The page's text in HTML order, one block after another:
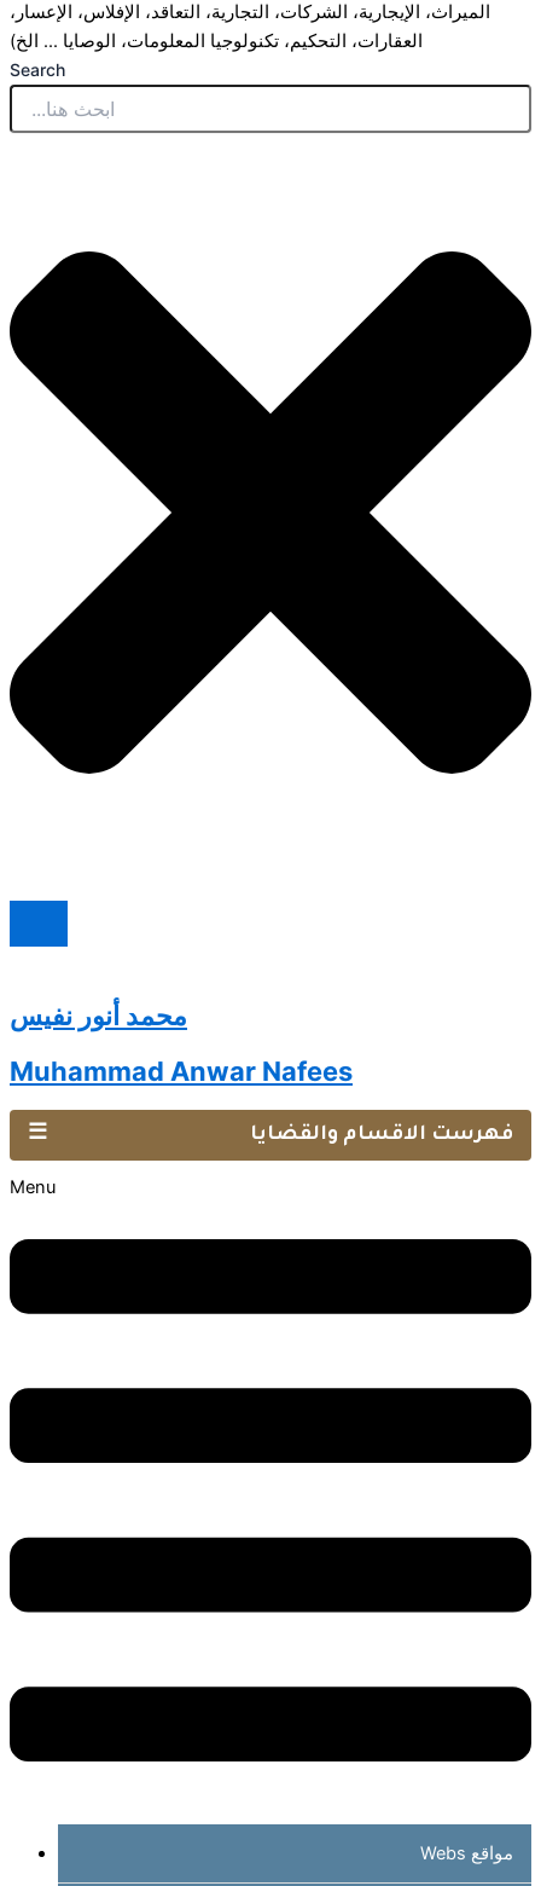
الميراث، الإيجارية، الشركات، التجارية، التعاقد، الإفلاس، الإعسار،
العقارات، التحكيم، تكنولوجيا المعلومات، الوصايا ... الخ)
Search
محمد أنور نفيس
Muhammad Anwar Nafees
فهرست الاقسام والقضايا ☰
Menu
مواقع Webs